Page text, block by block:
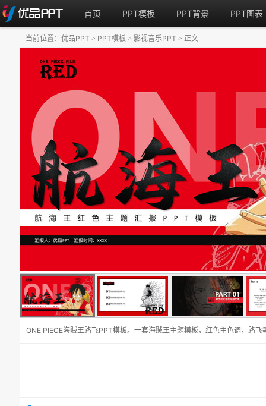
首页 PPT模板 PPT背景 PPT图表
ONE PIECE海贼王路飞PPT模板。一套海贼王主题模板，红色主色调，路
当前位置： 优品PPT > PPT模板 > 影视音乐PPT > 正文